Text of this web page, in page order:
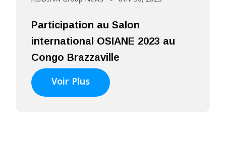
Participation au Salon
international OSIANE 2023 au
Congo Brazzaville
Voir Plus